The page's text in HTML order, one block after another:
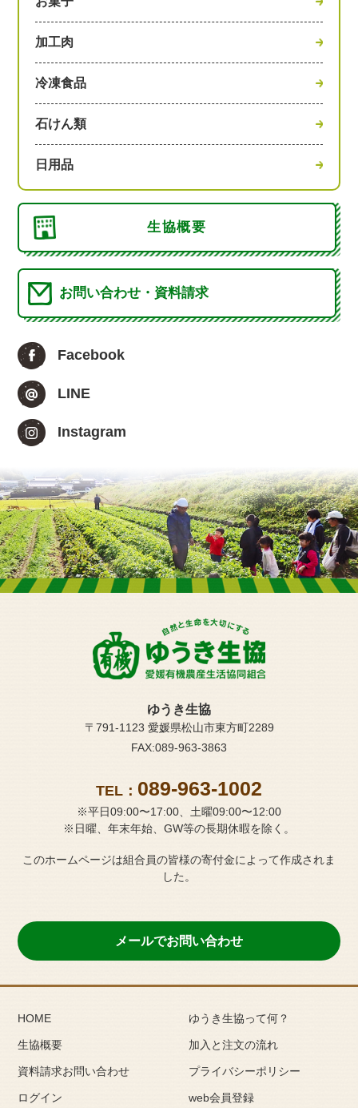
加工肉
冷凍食品
石けん類
日用品
生協概要
お問い合わせ・資料請求
Facebook
LINE
Instagram
ゆうき生協
〒791-1123 愛媛県松山市東方町2289
FAX:089-963-3863
TEL： 089-963-1002
※平日09:00〜17:00、土曜09:00〜12:00
※日曜、年末年始、GW等の長期休暇を除く。
このホームページは組合員の皆様の寄付金によって作成されま
した。
メールでお問い合わせ
HOME ゆうき生協って何？
生協概要 加入と注文の流れ
資料請求お問い合わせ プライバシーポリシー
ログイン web会員登録